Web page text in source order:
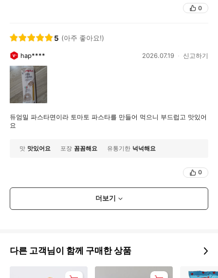
0
5 (아주 좋아요!)
hap**** 2026.07.19 신고하기
듀엄밀 파스타면이라 토마토 파스타를 만들어 먹으니 부드럽고 맛있어
요
맛 맛있어요 포장 꼼꼼해요 유통기한 넉넉해요
0
더보기
다른 고객님이 함께 구매한 상품